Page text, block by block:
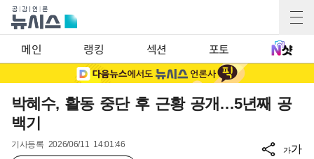
메인 랭킹 섹션 포토
박혜수, 활동 중단 후 근황 공개…5년째 공
백기
기사등록 2026/06/11 14:01:46
가가